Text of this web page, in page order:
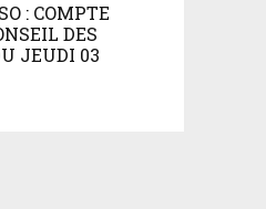
: COMPTE
DES
JEUDI 03